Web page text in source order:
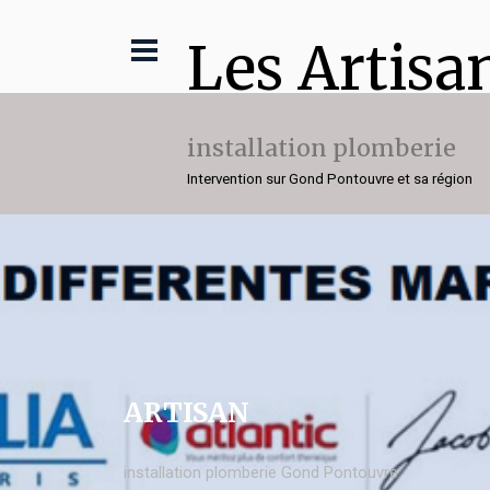
Les
installation plomberie
Intervention sur Gond Pontouvre et sa région
ARTISAN
installation plomberie Gond Pontouvre